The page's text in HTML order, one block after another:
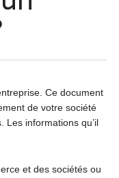
Ce document
de votre société
Les informations qu’il
et des sociétés ou